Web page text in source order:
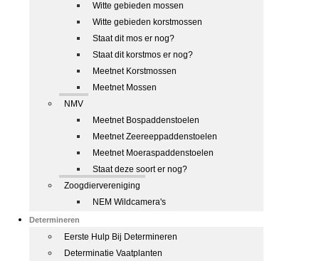
Witte gebieden mossen
Witte gebieden korstmossen
Staat dit mos er nog?
Staat dit korstmos er nog?
Meetnet Korstmossen
Meetnet Mossen
NMV
Meetnet Bospaddenstoelen
Meetnet Zeereeppaddenstoelen
Meetnet Moeraspaddenstoelen
Staat deze soort er nog?
Zoogdiervereniging
NEM Wildcamera's
Determineren
Eerste Hulp Bij Determineren
Determinatie Vaatplanten